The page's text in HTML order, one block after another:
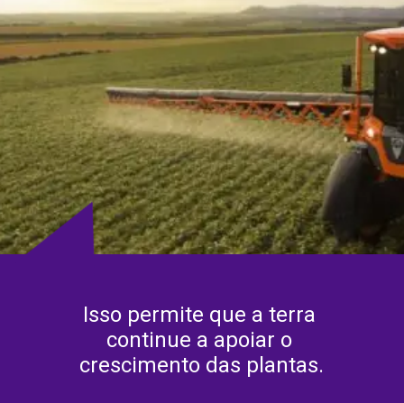
Isso permite que a terra
continue a apoiar o
crescimento das plantas.